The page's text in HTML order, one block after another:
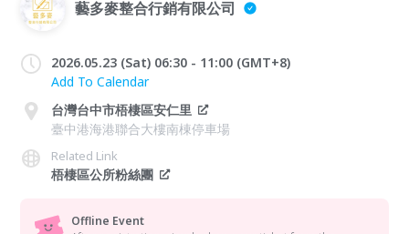
藝多麥整合行銷有限公司
2026.05.23 (Sat) 06:30 - 11:00 (GMT+8)
Add To Calendar
台灣台中市梧棲區安仁里
臺中港海港聯合大樓南棟停車場
Related Link
梧棲區公所粉絲團
Offline Event